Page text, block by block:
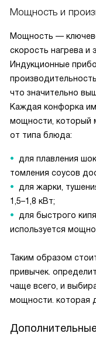
Мощность и
Мощность —
скорость нагрева и
Индукционные
что значительно
Каждая конфорка
мощности, который
от типа блюда:
для плавления
томления соусов
для жарки,
1,5–1,8 кВт;
для быстрого
используется
Таким образом
привычек.
чаще всего, и
мощности. которая